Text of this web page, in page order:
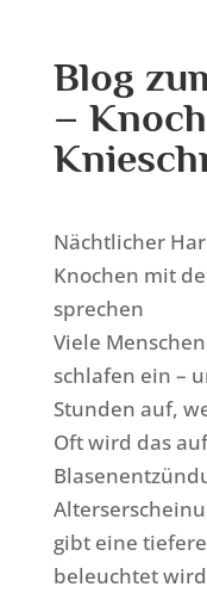
Blog
–
Nächtlicher
Knochen mit
sprechen
Viele
schlafen ein –
Stunden auf,
Oft wird das
gibt eine
beleuchtet